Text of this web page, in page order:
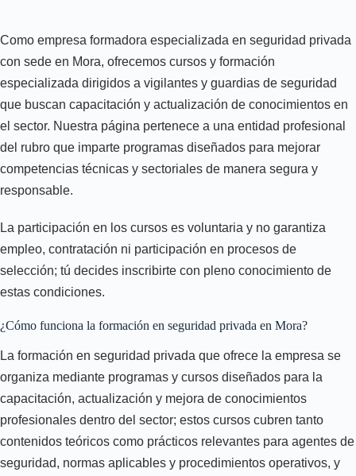
Como empresa formadora especializada en seguridad privada
con sede en Mora, ofrecemos cursos y formación
especializada dirigidos a vigilantes y guardias de seguridad
que buscan capacitación y actualización de conocimientos en
el sector. Nuestra página pertenece a una entidad profesional
del rubro que imparte programas diseñados para mejorar
competencias técnicas y sectoriales de manera segura y
responsable.
La participación en los cursos es voluntaria y no garantiza
empleo, contratación ni participación en procesos de
selección; tú decides inscribirte con pleno conocimiento de
estas condiciones.
¿Cómo funciona la formación en seguridad privada en Mora?
La formación en seguridad privada que ofrece la empresa se
organiza mediante programas y cursos diseñados para la
capacitación, actualización y mejora de conocimientos
profesionales dentro del sector; estos cursos cubren tanto
contenidos teóricos como prácticos relevantes para agentes de
seguridad, normas aplicables y procedimientos operativos, y